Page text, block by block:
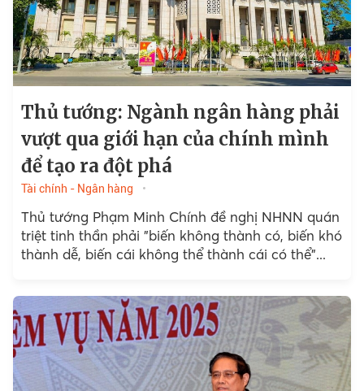
Thủ tướng: Ngành ngân hàng phải
vượt qua giới hạn của chính mình
để tạo ra đột phá
Tài chính - Ngân hàng
Thủ tướng Phạm Minh Chính đề nghị NHNN quán
triệt tinh thần phải "biến không thành có, biến khó
thành dễ, biến cái không thể thành cái có thể"...